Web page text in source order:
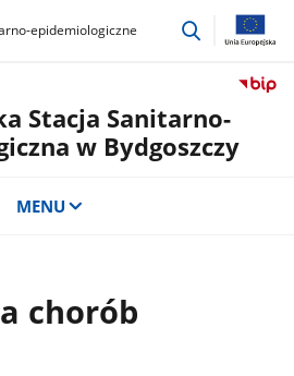
epidemiologiczne
przejdź
Stacja Sanitarno-
w Bydgoszczy
MENU
chorób